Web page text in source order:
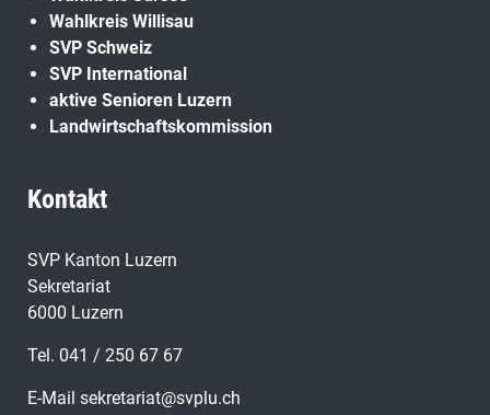
Wahlkreis Willisau
SVP Schweiz
SVP International
aktive Senioren Luzern
Landwirtschaftskommission
Kontakt
SVP Kanton Luzern
Sekretariat
6000 Luzern
Tel. 041 / 250 67 67
E-Mail sekretariat@svplu.ch